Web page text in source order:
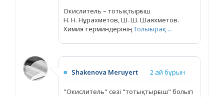
Окислитель – тотықтырғыш
Н. Н. Нұрахметов, Ш. Ш. Шаяхметов.
Химия терминдерініңТолығырақ ...
≡ Shakenova Meruyert 2 ай бұрын
"Окислитель" сөзі "тотықтырғыш" болып